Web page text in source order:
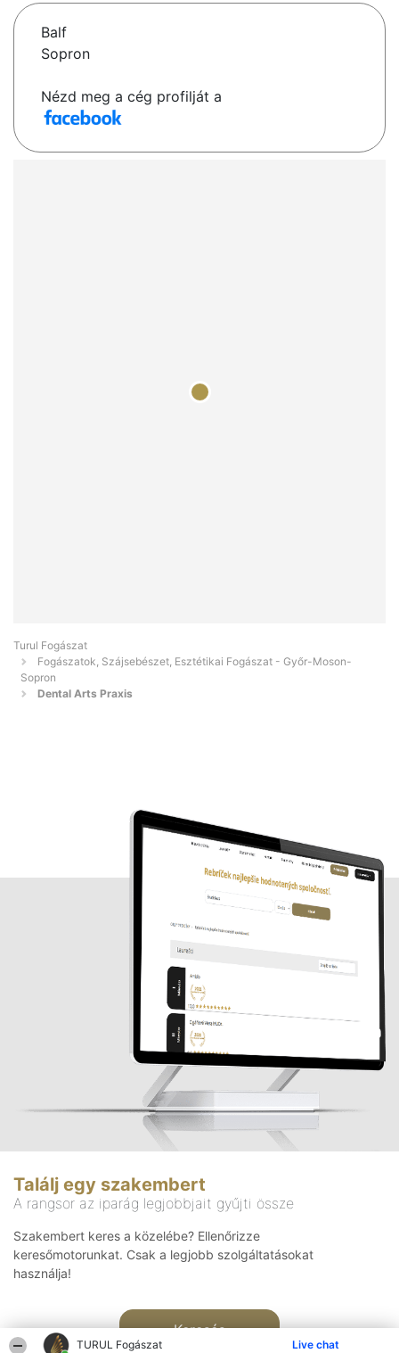
TURUL Fogászat Live chat
Balf
Sopron
Nézd meg a cég profilját a
Turul Fogászat
Fogászatok, Szájsebészet, Esztétikai Fogászat - Győr-Moson-
Sopron
Dental Arts Praxis
Találj egy szakembert
A rangsor az iparág legjobbjait gyűjti össze
Szakembert keres a közelébe? Ellenőrizze
keresőmotorunkat. Csak a legjobb szolgáltatásokat
használja!
Keresés